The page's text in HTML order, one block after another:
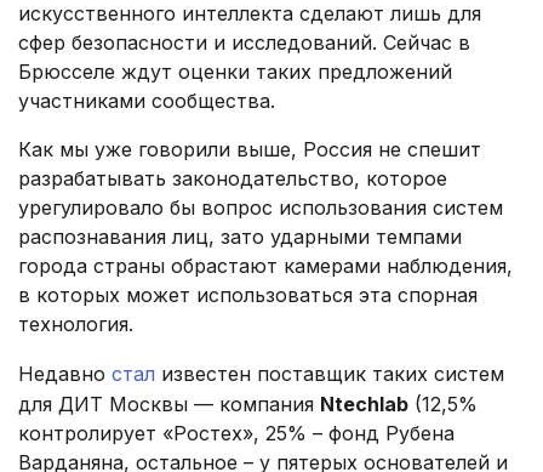
искусственного интеллекта сделают лишь для
сфер безопасности и исследований. Сейчас в
Брюсселе ждут оценки таких предложений
участниками сообщества.
Как мы уже говорили выше, Россия не спешит
разрабатывать законодательство, которое
урегулировало бы вопрос использования систем
распознавания лиц, зато ударными темпами
города страны обрастают камерами наблюдения,
в которых может использоваться эта спорная
технология.
Недавно стал известен поставщик таких систем
для ДИТ Москвы — компания Ntechlab (12,5%
контролирует «Ростех», 25% – фонд Рубена
Варданяна, остальное – у пятерых основателей и